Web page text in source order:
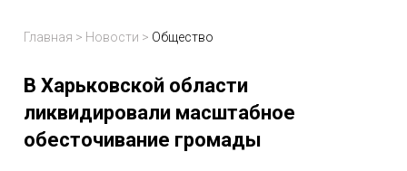
Главная > Новости > Общество
В Харьковской области
ликвидировали масштабное
обесточивание громады